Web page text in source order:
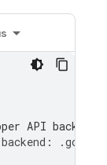
API backend
backend : .